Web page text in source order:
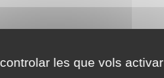
les que vols activar